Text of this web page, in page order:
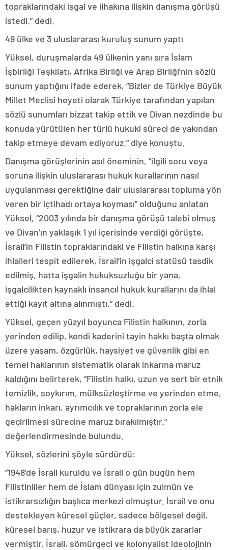
topraklarındaki işgal ve ilhakına ilişkin danışma görüşü
istedi.” dedi.
49 ülke ve 3 uluslararası kuruluş sunum yaptı
Yüksel, duruşmalarda 49 ülkenin yanı sıra İslam
İşbirliği Teşkilatı, Afrika Birliği ve Arap Birliği’nin sözlü
sunum yaptığını ifade ederek, “Bizler de Türkiye Büyük
Millet Meclisi heyeti olarak Türkiye tarafından yapılan
sözlü sunumları bizzat takip ettik ve Divan nezdinde bu
konuda yürütülen her türlü hukuki süreci de yakından
takip etmeye devam ediyoruz.” diye konuştu.
Danışma görüşlerinin asıl öneminin, “ilgili soru veya
soruna ilişkin uluslararası hukuk kurallarının nasıl
uygulanması gerektiğine dair uluslararası topluma yön
veren bir içtihadı ortaya koyması” olduğunu anlatan
Yüksel, “2003 yılında bir danışma görüşü talebi olmuş
ve Divan’ın yaklaşık 1 yıl içerisinde verdiği görüşte,
İsrail’in Filistin topraklarındaki ve Filistin halkına karşı
ihlalleri tespit edilerek, İsrail’in işgalci statüsü tasdik
edilmiş, hatta işgalin hukuksuzluğu bir yana,
işgalcilikten kaynaklı insancıl hukuk kurallarını da ihlal
ettiği kayıt altına alınmıştı.” dedi.
Yüksel, geçen yüzyıl boyunca Filistin halkının, zorla
yerinden edilip, kendi kaderini tayin hakkı başta olmak
üzere yaşam, özgürlük, haysiyet ve güvenlik gibi en
temel haklarının sistematik olarak inkarına maruz
kaldığını belirterek, “Filistin halkı, uzun ve sert bir etnik
temizlik, soykırım, mülksüzleştirme ve yerinden etme,
hakların inkarı, ayrımcılık ve topraklarının zorla ele
geçirilmesi sürecine maruz bırakılmıştır.”
değerlendirmesinde bulundu.
Yüksel, sözlerini şöyle sürdürdü:
“1948’de İsrail kuruldu ve İsrail o gün bugün hem
Filistinliler hem de İslam dünyası için zulmün ve
istikrarsızlığın başlıca merkezi olmuştur. İsrail ve onu
destekleyen küresel güçler, sadece bölgesel değil,
küresel barış, huzur ve istikrara da büyük zararlar
vermiştir. İsrail, sömürgeci ve kolonyalist ideolojinin